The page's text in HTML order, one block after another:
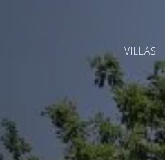
VILLAS